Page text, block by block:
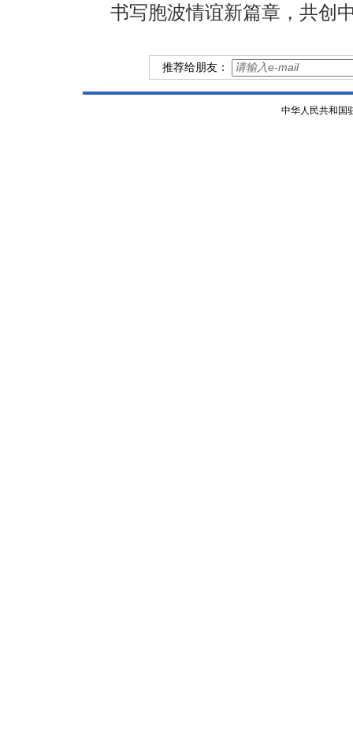
书写胞波情谊新篇章，共创
推荐给朋友：
中华人民共和国